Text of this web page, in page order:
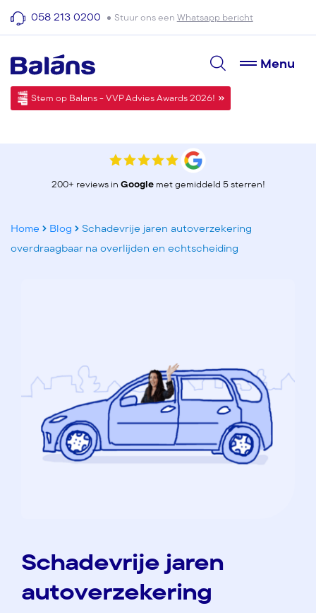
058 213 0200 Stuur ons een Whatsapp bericht
Menu
Stem op Balans - VVP Advies Awards 2026!
200+ reviews in Googlemet gemiddeld 5 sterren!
Home Blog
Schadevrije jaren autoverzekering
overdraagbaar na overlijden en echtscheiding
Schadevrije jaren
autoverzekering